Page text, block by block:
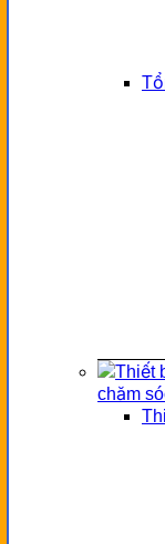
chăm